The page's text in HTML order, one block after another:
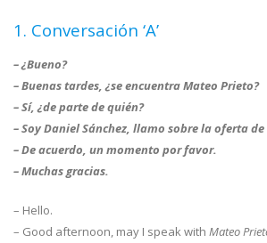
1. Conversación ‘A’
– ¿Bueno?
– Buenas tardes, ¿se encuentra Mateo Prieto?
– Sí, ¿de parte de quién?
– Soy Daniel Sánchez, llamo sobre la oferta
– De acuerdo, un momento por favor.
– Muchas gracias.
– Hello.
– Good afternoon, may I speak with Mateo